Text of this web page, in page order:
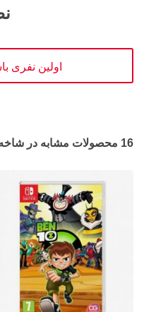
اولین نفری
16 محصولات مشابه در شاخه های مختلف: